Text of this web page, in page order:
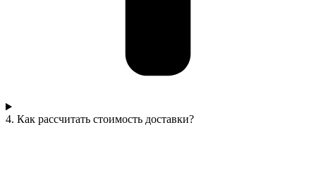
4. Как рассчитать стоимость доставки?